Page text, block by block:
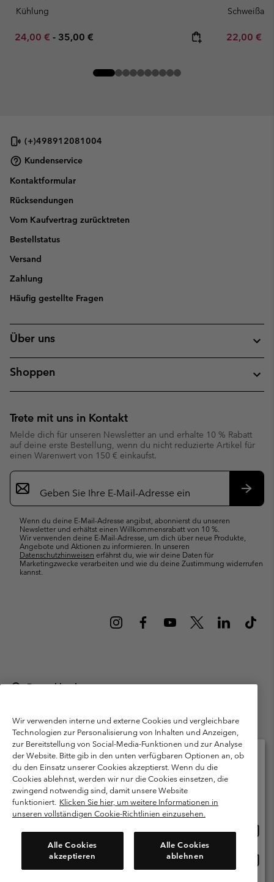
Kühlung
Minimum sale price:
24,00 € - Maximum price:
35,00 € Minimum
22,00 €
(+)498912081004
Kundenservice
Kontaktformular
Rücksendungen
Vom Kaufvertrag zurücktreten
Bestellstatus
Versand
Zahlung
Häufig gestellte Fragen
Über uns
Shoppen
Trete mit uns in Kontakt
Melde dich für unseren Newsletter an und erhalte 10 % Rabatt
auf deine erste Bestellung, wenn du nicht reduzierte Artikel für
einen Warenwert von 150 € einkaufst.
Newsletter-
Anmeldung
Wenn du deine E-Mail-Adresse angibst, abonnierst du unseren
Newsletter und erhältst einen Willkommensrabatt von 10 %.
Wir verwenden deine E-Mail-Adresse, um dich über neue Produkte,
Angebote und Aktionen zu informieren. In unseren
Datenschutzhinweisen erfährst du, wie wir deine Daten für
Marketingzwecke verarbeiten und wie du deine Zustimmung widerrufen
kannst.
Deutschland
München Deutschland. Alle Rechte vorbehalten.
Nutzungsbedingungen
Allgemeine Verkaufsbedingungen
Garantie
Datenschutzerklärung
Bestimmungen und Bedingungen des Mitglieder Programms
Nutzungsbedingungen Für Nutzergenerierte Inhalte
Cookies
Public CBCR
Kundenservice: Mo- Fr. 9:00 - 13:00 & 14:00- 18:00 Uhr
(+)498912081004
Wir verwenden interne und externe Cookies und vergleichbare
Technologien zur Personalisierung von Inhalten und Anzeigen,
zur Bereitstellung von Social-Media-Funktionen und zur Analyse
der Website. Bitte gib in den unten verfügbaren Optionen an, ob
du den Einsatz unserer Cookies akzeptierst. Wenn du die
Cookies ablehnst, werden wir nur die Cookies einsetzen, die
zwingend notwendig sind, damit unsere Website
funktioniert. Klicken Sie hier, um weitere Informationen in
unseren vollständigen Cookie-Richtlinien einzusehen.
Alle Cookies
akzeptieren
Alle Cookies
ablehnen
Bitte wählen Sie Ihr Lieferland und Ihre Sprache
Online-Einkauf verfügbar
Deutschland